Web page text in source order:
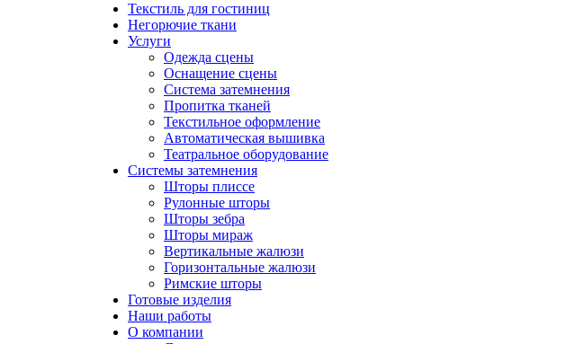
Текстиль для гостиниц
Негорючие ткани
Услуги
Одежда сцены
Оснащение сцены
Система затемнения
Пропитка тканей
Текстильное оформление
Автоматическая вышивка
Театральное оборудование
Системы затемнения
Шторы плиссе
Рулонные шторы
Шторы зебра
Шторы мираж
Вертикальные жалюзи
Горизонтальные жалюзи
Римские шторы
Готовые изделия
Наши работы
О компании